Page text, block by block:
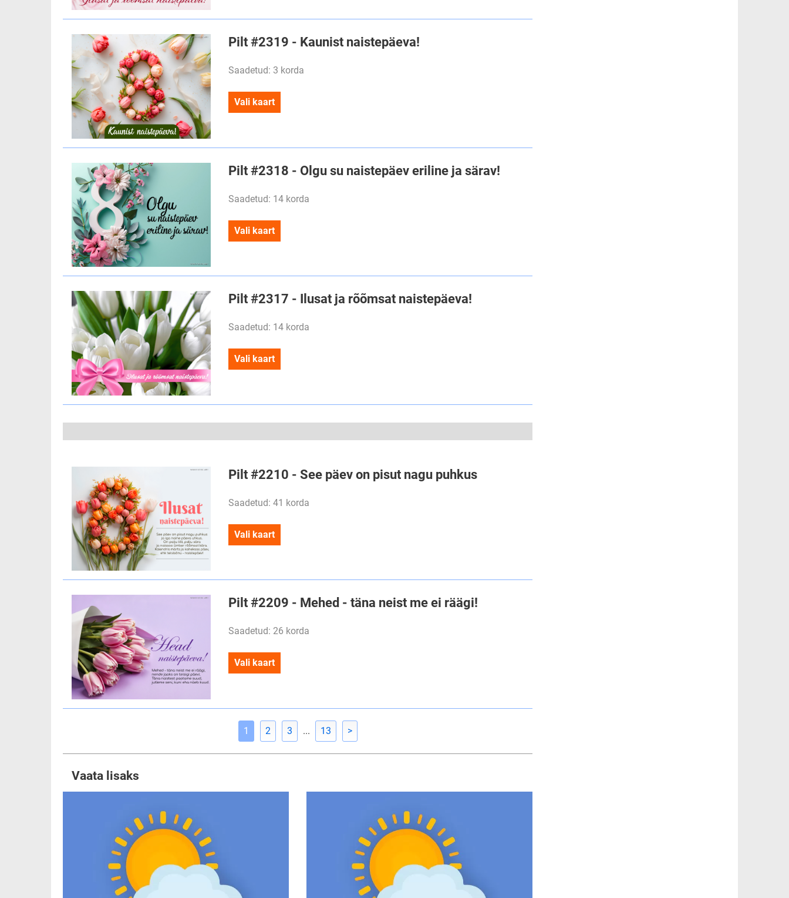
Pilt #2319 - Kaunist naistepäeva!
Saadetud: 3 korda
Vali kaart
Pilt #2318 - Olgu su naistepäev eriline ja särav!
Saadetud: 14 korda
Vali kaart
Pilt #2317 - Ilusat ja rõõmsat naistepäeva!
Saadetud: 14 korda
Vali kaart
Pilt #2210 - See päev on pisut nagu puhkus
Saadetud: 41 korda
Vali kaart
Pilt #2209 - Mehed - täna neist me ei räägi!
Saadetud: 26 korda
Vali kaart
1 2 3 ... 13 >
Vaata lisaks